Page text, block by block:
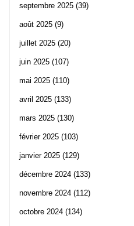
septembre 2025 (39)
août 2025 (9)
juillet 2025 (20)
juin 2025 (107)
mai 2025 (110)
avril 2025 (133)
mars 2025 (130)
février 2025 (103)
janvier 2025 (129)
décembre 2024 (133)
novembre 2024 (112)
octobre 2024 (134)